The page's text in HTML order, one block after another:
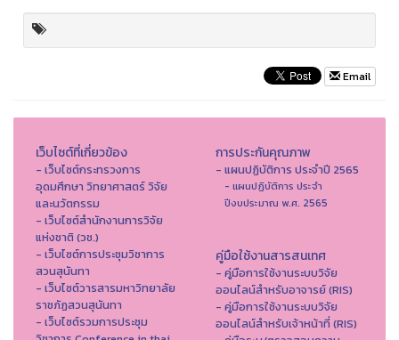
Email
เว็บไซต์ที่เกี่ยวข้อง
- เว็บไซต์กระทรวงการ
อุดมศึกษา วิทยาศาสตร์ วิจัย
และนวัตกรรม
- เว็บไซต์สำนักงานการวิจัย
แห่งชาติ (วช.)
- เว็บไซต์การประชุมวิชาการ
สวนสุนันทา
- เว็บไซต์วารสารมหาวิทยาลัย
ราชภัฏสวนสุนันทา
- เว็บไซต์รวมการประชุม
การประกันคุณภาพ
- แผนปฏิบัติการ ประจำปี 2565
- แผนปฏิบัติการ ประจำ
ปีงบประมาณ พ.ศ. 2565
คู่มือใช้งานสารสนเทศ
- คู่มือการใช้งานระบบวิจัย
ออนไลน์สำหรับอาจารย์ (RIS)
- คู่มือการใช้งานระบบวิจัย
ออนไลน์สำหรับเจ้าหน้าที่ (RIS)